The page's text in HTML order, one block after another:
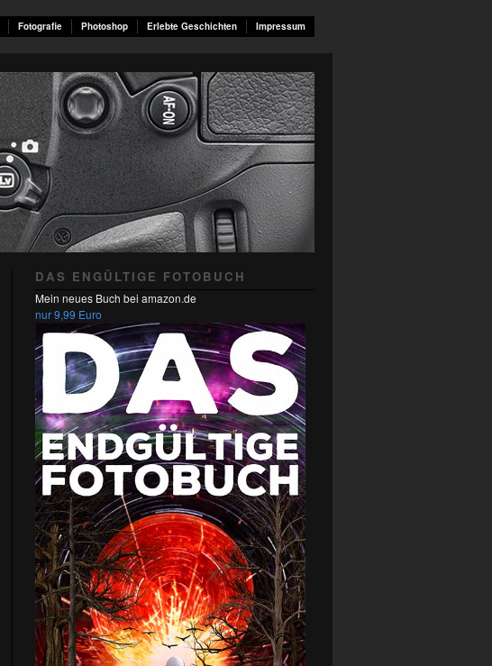
Fotografie Photoshop Erlebte Geschichten Impressum
DAS ENGÜLTIGE FOTOBUCH
Mein neues Buch bei amazon.de
nur 9,99 Euro